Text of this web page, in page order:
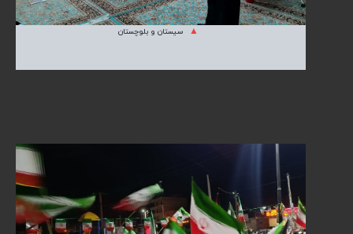
سیستان و بلوچستان